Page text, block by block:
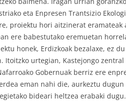
eta Enpresen Trantsizio
proiektu hori aitzinerat
ere babestutako eremuetan
honek, Erdizkoak bezalaxe, ez
Itoitzko urtegian, Kastejongo
Gobernuak berriz ere
eman nahi die, aurkeztu
bideari heltzea erabaki dugu.